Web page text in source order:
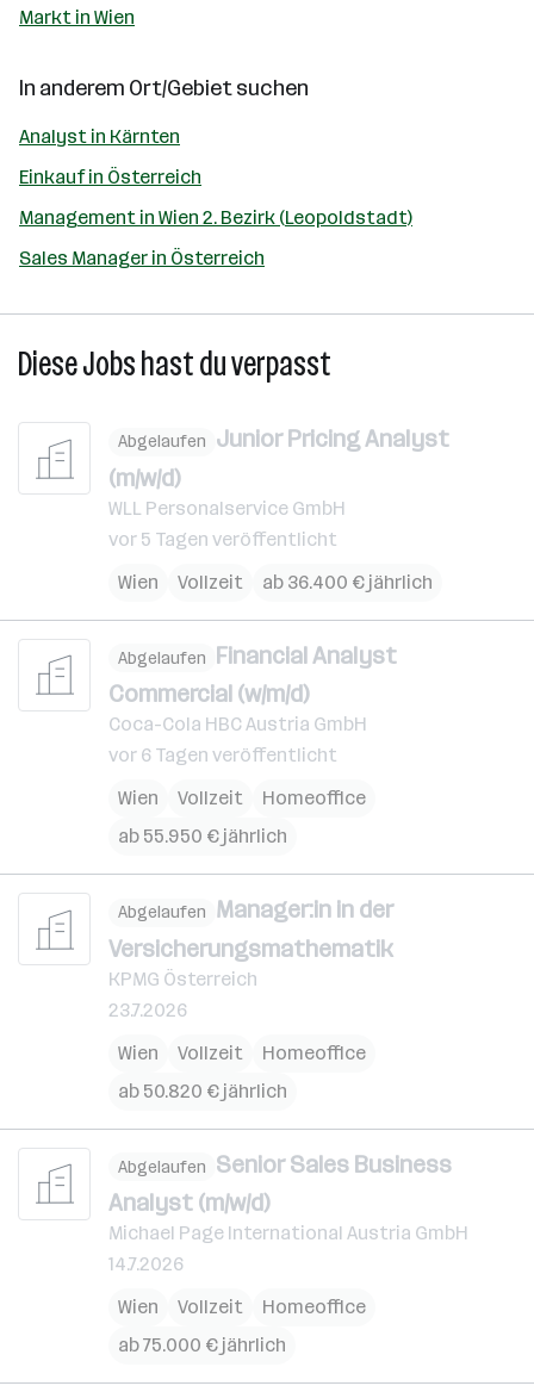
Markt in Wien
In anderem Ort/Gebiet suchen
Analyst in Kärnten
Einkauf in Österreich
Management in Wien 2. Bezirk (Leopoldstadt)
Sales Manager in Österreich
Diese Jobs hast du verpasst
Abgelaufen Junior Pricing Analyst
(m/w/d)
WLL Personalservice GmbH
vor 5 Tagen veröffentlicht
Wien
Vollzeit ab 36.400 € jährlich
Abgelaufen Financial Analyst
Commercial (w/m/d)
Coca-Cola HBC Austria GmbH
vor 6 Tagen veröffentlicht
Wien
Vollzeit
Homeoffice
ab 55.950 € jährlich
Abgelaufen Manager:in in der
Versicherungsmathematik
KPMG Österreich
23.7.2026
Wien
Vollzeit
Homeoffice
ab 50.820 € jährlich
Abgelaufen Senior Sales Business
Analyst (m/w/d)
Michael Page International Austria GmbH
14.7.2026
Wien
Vollzeit
Homeoffice
ab 75.000 € jährlich